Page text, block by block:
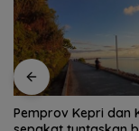
Kemensos biayai
rumah warga
berpenghasilan
Natuna